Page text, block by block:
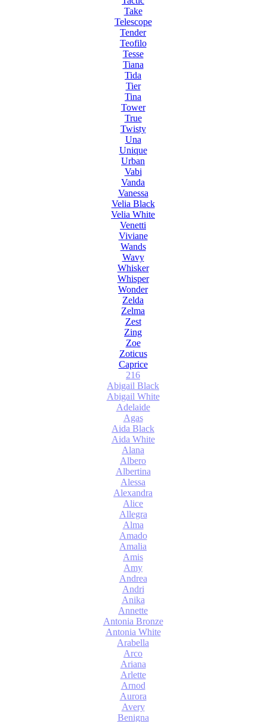
Take
Telescope
Tender
Teofilo
Tesse
Tiana
Tida
Tier
Tina
Tower
True
Twisty
Una
Unique
Urban
Vabi
Vanda
Vanessa
Velia Black
Velia White
Venetti
Viviane
Wands
Wavy
Whisker
Whisper
Wonder
Zelda
Zelma
Zest
Zing
Zoe
Zoticus
Сaprice
216
Abigail Black
Abigail White
Adelaide
Agas
Aida Black
Aida White
Alana
Albero
Albertina
Alessa
Alexandra
Alice
Allegra
Alma
Amado
Amalia
Amis
Amy
Andrea
Andri
Anika
Annette
Antonia Bronze
Antonia White
Arabella
Arco
Ariana
Arlette
Arnod
Aurora
Avery
Benigna